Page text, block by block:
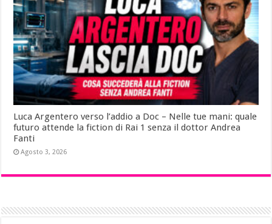
Luca Argentero verso l’addio a Doc – Nelle tue mani: quale
futuro attende la fiction di Rai 1 senza il dottor Andrea
Fanti
Agosto 3, 2026